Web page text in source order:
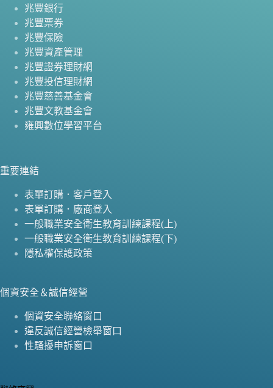
兆豐銀行
兆豐票券
兆豐保險
兆豐資產管理
兆豐證券理財網
兆豐投信理財網
兆豐慈善基金會
兆豐文教基金會
雍興數位學習平台
重要連結
表單訂購．客戶登入
表單訂購．廠商登入
一般職業安全衛生教育訓練課程(上)
一般職業安全衛生教育訓練課程(下)
隱私權保護政策
個資安全＆誠信經營
個資安全聯絡窗口
違反誠信經營檢舉窗口
性騷擾申訴窗口